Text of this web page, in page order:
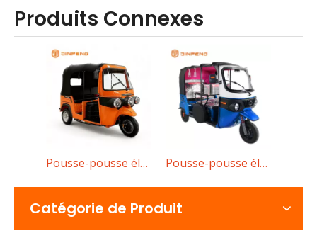
Produits Connexes
Pousse-pousse électrique ZEKO-II Pousse-pousse électrique YH
Catégorie de Produit
Comparez les pousse-pousse électriques et les